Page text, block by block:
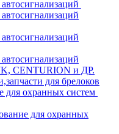
CENTURION и ДР.
для брелоков
для охранных систем
для охранных